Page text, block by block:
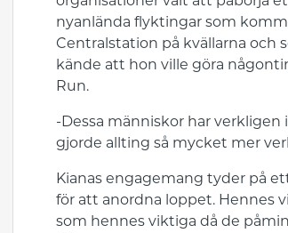
nyanlända flyktingar som
Centralstation på kvällarna och
kände att hon ville göra
Run.
-Dessa människor har
gjorde allting så mycket mer
Kianas engagemang tyder på
för att anordna loppet. Hennes
som hennes viktiga då de